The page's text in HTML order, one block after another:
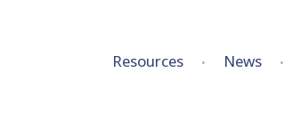
Resources News